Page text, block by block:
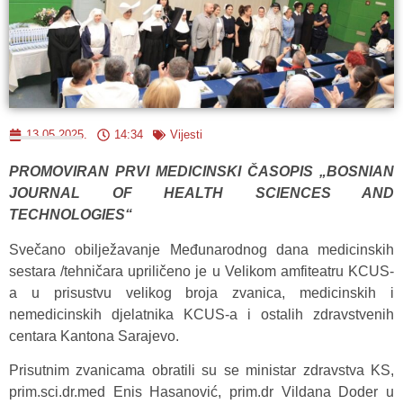
13.05.2025. 14:34 Vijesti
PROMOVIRAN PRVI MEDICINSKI ČASOPIS „BOSNIAN
JOURNAL OF HEALTH SCIENCES AND
TECHNOLOGIES“
Svečano obilježavanje Međunarodnog dana medicinskih
sestara /tehničara upriličeno je u Velikom amfiteatru KCUS-
a u prisustvu velikog broja zvanica, medicinskih i
nemedicinskih djelatnika KCUS-a i ostalih zdravstvenih
centara Kantona Sarajevo.
Prisutnim zvanicama obratili su se ministar zdravstva KS,
prim.sci.dr.med Enis Hasanović, prim.dr Vildana Doder u